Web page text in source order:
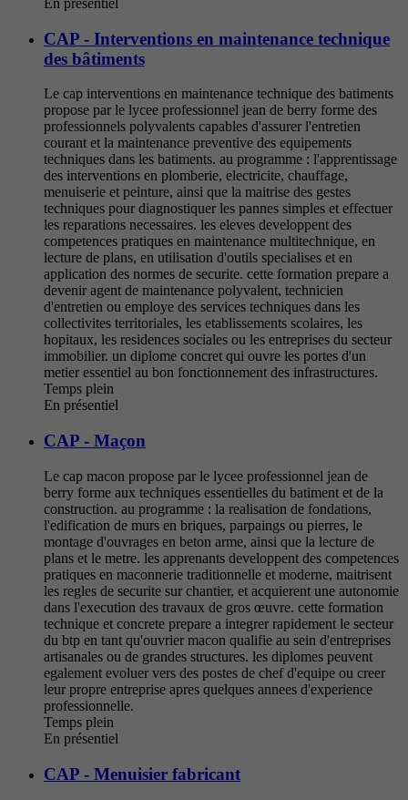
En présentiel
CAP - Interventions en maintenance technique
des bâtiments
Le cap interventions en maintenance technique des batiments
propose par le lycee professionnel jean de berry forme des
professionnels polyvalents capables d'assurer l'entretien
courant et la maintenance preventive des equipements
techniques dans les batiments. au programme : l'apprentissage
des interventions en plomberie, electricite, chauffage,
menuiserie et peinture, ainsi que la maitrise des gestes
techniques pour diagnostiquer les pannes simples et effectuer
les reparations necessaires. les eleves developpent des
competences pratiques en maintenance multitechnique, en
lecture de plans, en utilisation d'outils specialises et en
application des normes de securite. cette formation prepare a
devenir agent de maintenance polyvalent, technicien
d'entretien ou employe des services techniques dans les
collectivites territoriales, les etablissements scolaires, les
hopitaux, les residences sociales ou les entreprises du secteur
immobilier. un diplome concret qui ouvre les portes d'un
metier essentiel au bon fonctionnement des infrastructures.
Temps plein
En présentiel
CAP - Maçon
Le cap macon propose par le lycee professionnel jean de
berry forme aux techniques essentielles du batiment et de la
construction. au programme : la realisation de fondations,
l'edification de murs en briques, parpaings ou pierres, le
montage d'ouvrages en beton arme, ainsi que la lecture de
plans et le metre. les apprenants developpent des competences
pratiques en maconnerie traditionnelle et moderne, maitrisent
les regles de securite sur chantier, et acquierent une autonomie
dans l'execution des travaux de gros œuvre. cette formation
technique et concrete prepare a integrer rapidement le secteur
du btp en tant qu'ouvrier macon qualifie au sein d'entreprises
artisanales ou de grandes structures. les diplomes peuvent
egalement evoluer vers des postes de chef d'equipe ou creer
leur propre entreprise apres quelques annees d'experience
professionnelle.
Temps plein
En présentiel
CAP - Menuisier fabricant